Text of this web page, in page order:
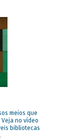
meios que
no vídeo
bibliotecas